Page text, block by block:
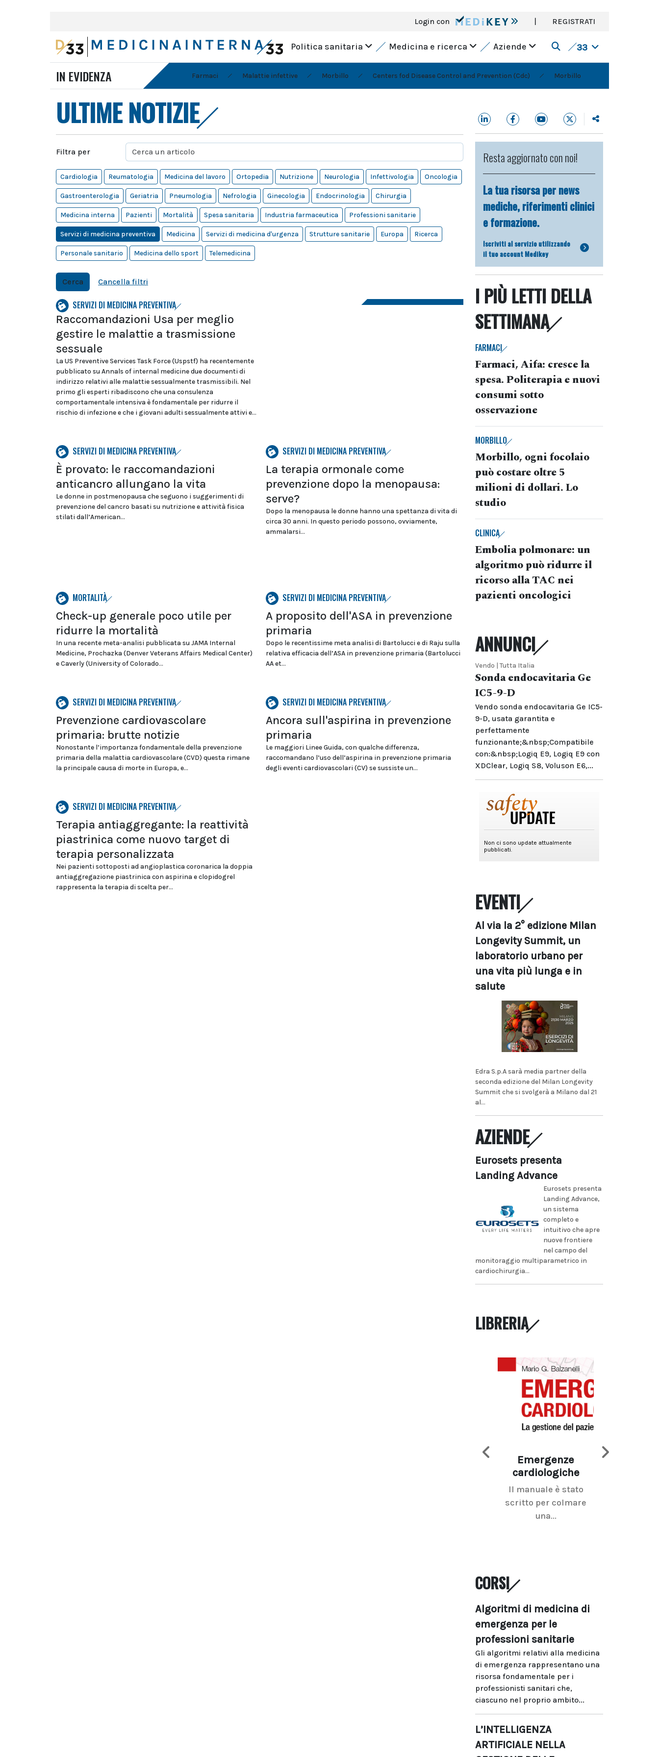
Login con | REGISTRATI
Politica sanitaria Medicina e ricerca Aziende 33
IN EVIDENZA Farmaci Malattie infettive Morbillo Centers fod Disease Control and Prevention (Cdc) Morbillo
ULTIME NOTIZIE
Filtra per
Cardiologia Reumatologia Medicina del lavoro Ortopedia Nutrizione Neurologia Infettivologia Oncologia
Gastroenterologia Geriatria Pneumologia Nefrologia Ginecologia Endocrinologia Chirurgia
Medicina interna Pazienti Mortalità Spesa sanitaria Industria farmaceutica Professioni sanitarie
Servizi di medicina preventiva Medicina Servizi di medicina d'urgenza Strutture sanitarie Europa Ricerca
Personale sanitario Medicina dello sport Telemedicina
Cerca Cancella filtri
SERVIZI DI MEDICINA PREVENTIVA
Raccomandazioni Usa per meglio
gestire le malattie a trasmissione
sessuale
La US Preventive Services Task Force (Uspstf) ha recentemente
pubblicato su Annals of internal medicine due documenti di
indirizzo relativi alle malattie sessualmente trasmissibili. Nel
primo gli esperti ribadiscono che una consulenza
comportamentale intensiva è fondamentale per ridurre il
rischio di infezione e che i giovani adulti sessualmente attivi e...
SERVIZI DI MEDICINA PREVENTIVA
È provato: le raccomandazioni
anticancro allungano la vita
Le donne in postmenopausa che seguono i suggerimenti di
prevenzione del cancro basati su nutrizione e attività fisica
stilati dall’American...
SERVIZI DI MEDICINA PREVENTIVA
La terapia ormonale come
prevenzione dopo la menopausa:
serve?
Dopo la menopausa le donne hanno una spettanza di vita di
circa 30 anni. In questo periodo possono, ovviamente,
ammalarsi...
MORTALITÀ
Check-up generale poco utile per
ridurre la mortalità
In una recente meta-analisi pubblicata su JAMA Internal
Medicine, Prochazka (Denver Veterans Affairs Medical Center)
e Caverly (University of Colorado...
SERVIZI DI MEDICINA PREVENTIVA
A proposito dell'ASA in prevenzione
primaria
Dopo le recentissime meta analisi di Bartolucci e di Raju sulla
relativa efficacia dell’ASA in prevenzione primaria (Bartolucci
AA et...
SERVIZI DI MEDICINA PREVENTIVA
Prevenzione cardiovascolare
primaria: brutte notizie
Nonostante l’importanza fondamentale della prevenzione
primaria della malattia cardiovascolare (CVD) questa rimane
la principale causa di morte in Europa, e...
SERVIZI DI MEDICINA PREVENTIVA
Ancora sull'aspirina in prevenzione
primaria
Le maggiori Linee Guida, con qualche differenza,
raccomandano l’uso dell’aspirina in prevenzione primaria
degli eventi cardiovascolari (CV) se sussiste un...
SERVIZI DI MEDICINA PREVENTIVA
Terapia antiaggregante: la reattività
piastrinica come nuovo target di
terapia personalizzata
Nei pazienti sottoposti ad angioplastica coronarica la doppia
antiaggregazione piastrinica con aspirina e clopidogrel
rappresenta la terapia di scelta per...
Resta aggiornato con noi!
La tua risorsa per news
mediche, riferimenti clinici
e formazione.
Iscriviti al servizio utilizzando
il tuo account Medikey
I PIÙ LETTI DELLA
SETTIMANA
FARMACI
Farmaci, Aifa: cresce la
spesa. Politerapia e nuovi
consumi sotto
osservazione
MORBILLO
Morbillo, ogni focolaio
può costare oltre 5
milioni di dollari. Lo
studio
CLINICA
Embolia polmonare: un
algoritmo può ridurre il
ricorso alla TAC nei
pazienti oncologici
ANNUNCI
Vendo | Tutta Italia
Sonda endocavitaria Ge
IC5-9-D
Vendo sonda endocavitaria Ge IC5-
9-D, usata garantita e
perfettamente
funzionante;&nbsp;Compatibile
con:&nbsp;Logiq E9, Logiq E9 con
XDClear, Logiq S8, Voluson E6,...
EVENTI
Al via la 2° edizione Milan
Longevity Summit, un
laboratorio urbano per
una vita più lunga e in
salute
Edra S.p.A sarà media partner della
seconda edizione del Milan Longevity
Summit che si svolgerà a Milano dal 21
al...
AZIENDE
Eurosets presenta
Landing Advance
Eurosets presenta
Landing Advance,
un sistema
completo e
intuitivo che apre
nuove frontiere
nel campo del
monitoraggio multiparametrico in
cardiochirurgia...
LIBRERIA
Emergenze
cardiologiche
Il manuale è stato
scritto per colmare
una...
CORSI
Algoritmi di medicina di
emergenza per le
professioni sanitarie
Gli algoritmi relativi alla medicina
di emergenza rappresentano una
risorsa fondamentale per i
professionisti sanitari che,
ciascuno nel proprio ambito...
L’INTELLIGENZA
ARTIFICIALE NELLA